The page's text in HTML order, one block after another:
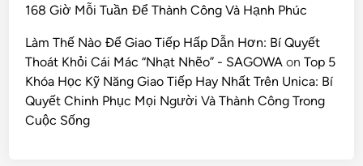
168 Giờ Mỗi Tuần Để Thành Công Và Hạnh Phúc
Làm Thế Nào Để Giao Tiếp Hấp Dẫn Hơn: Bí Quyết
Thoát Khỏi Cái Mác “Nhạt Nhẽo” - SAGOWA onTop 5
Khóa Học Kỹ Năng Giao Tiếp Hay Nhất Trên Unica: Bí
Quyết Chinh Phục Mọi Người Và Thành Công Trong
Cuộc Sống